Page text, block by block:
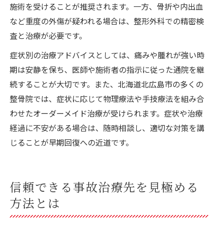
施術を受けることが推奨されます。一方、骨折や内出血
など重度の外傷が疑われる場合は、整形外科での精密検
査と治療が必要です。
症状別の治療アドバイスとしては、痛みや腫れが強い時
期は安静を保ち、医師や施術者の指示に従った通院を継
続することが大切です。また、北海道北広島市の多くの
整骨院では、症状に応じて物理療法や手技療法を組み合
わせたオーダーメイド治療が受けられます。症状や治療
経過に不安がある場合は、随時相談し、適切な対策を講
じることが早期回復への近道です。
信頼できる事故治療先を見極める
方法とは